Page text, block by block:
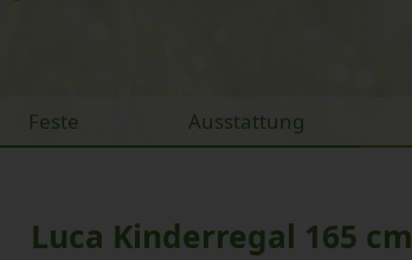
Feste Ausstattung
Luca Kinderregal 165 cm